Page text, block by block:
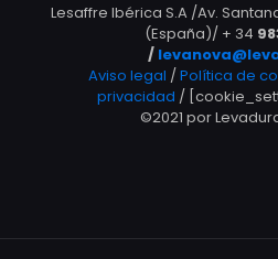
Lesaffre Ibérica S.A /Av.
(España)/ + 34
/
Aviso legal /Política de
privacidad /
©2021 por